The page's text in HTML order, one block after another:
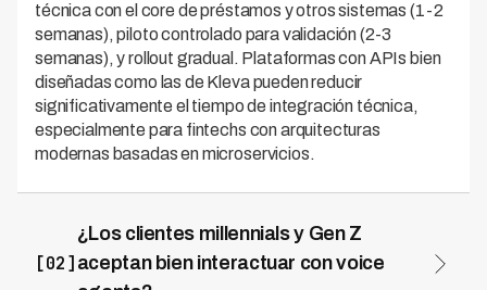
técnica con el core de préstamos y otros sistemas (1-2
semanas), piloto controlado para validación (2-3
semanas), y rollout gradual. Plataformas con APIs bien
diseñadas como las de Kleva pueden reducir
significativamente el tiempo de integración técnica,
especialmente para fintechs con arquitecturas
modernas basadas en microservicios.
[02]
¿Los clientes millennials y Gen Z
aceptan bien interactuar con voice